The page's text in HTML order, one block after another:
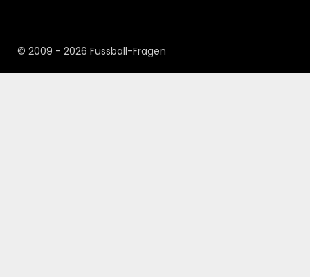
© 2009 - 2026 Fussball-Fragen